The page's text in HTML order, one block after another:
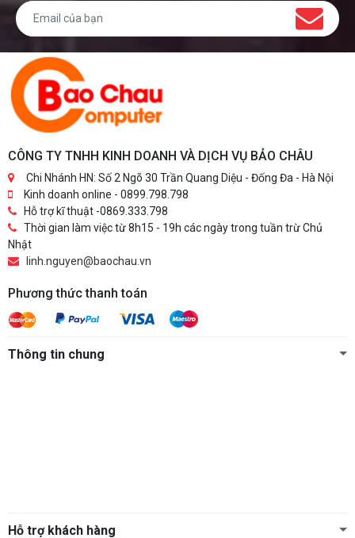
CÔNG TY TNHH KINH DOANH VÀ DỊCH VỤ BẢO CHÂU
Chi Nhánh HN: Số 2 Ngõ 30 Trần Quang Diệu - Đống Đa - Hà Nội
Kinh doanh online - 0899.798.798
Hỗ trợ kĩ thuật -0869.333.798
Thời gian làm việc từ 8h15 - 19h các ngày trong tuần trừ Chủ
Nhật
linh.nguyen@baochau.vn
Phương thức thanh toán
Thông tin chung
Hỗ trợ khách hàng